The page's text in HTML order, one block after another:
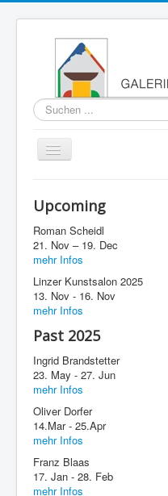
Suchen
...
Navigation
an/aus
About
Past
Imprint
Contact
Upcoming
Roman Scheidl
21. Nov – 19. Dec
mehr Infos
Linzer Kunstsalon 2025
13. Nov - 16. Nov
mehr Infos
Past 2025
Ingrid Brandstetter
23. May - 27. Jun
mehr Infos
Oliver Dorfer
14.Mar - 25.Apr
mehr Infos
Franz Blaas
17. Jan - 28. Feb
mehr Infos